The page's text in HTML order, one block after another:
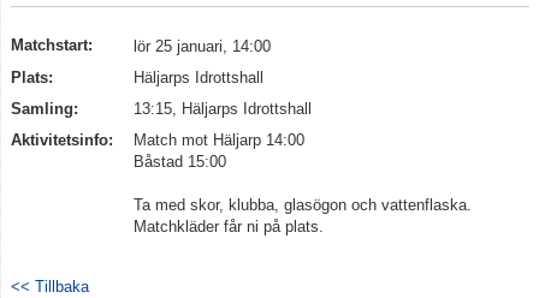
Matcher
Kontakt
Matchstart:
lör 25 januari, 14:00
Plats:
Häljarps Idrottshall
Samling:
13:15, Häljarps Idrottshall
Aktivitetsinfo:
Match mot Häljarp 14:00
Båstad 15:00
Ta med skor, klubba, glasögon och vattenflaska.
Matchkläder får ni på plats.
<< Tillbaka